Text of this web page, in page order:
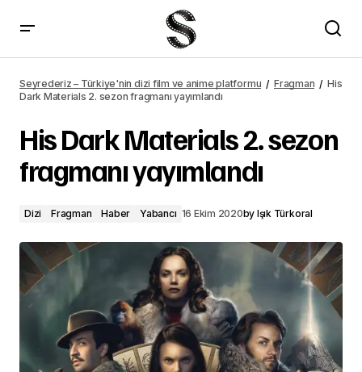
Seyrederiz – Türkiye'nin dizi film ve anime platformu Fragman
His
Dark Materials 2. sezon fragmanı yayımlandı
His Dark Materials 2. sezon
fragmanı yayımlandı
Dizi Fragman Haber Yabancı 16 Ekim 2020by Işık Türkoral